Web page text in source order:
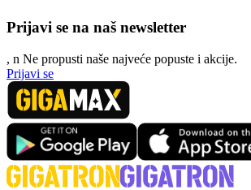
Prijavi se na naš newsletter
, n Ne propusti naše najveće popuste i akcije.
Prijavi se